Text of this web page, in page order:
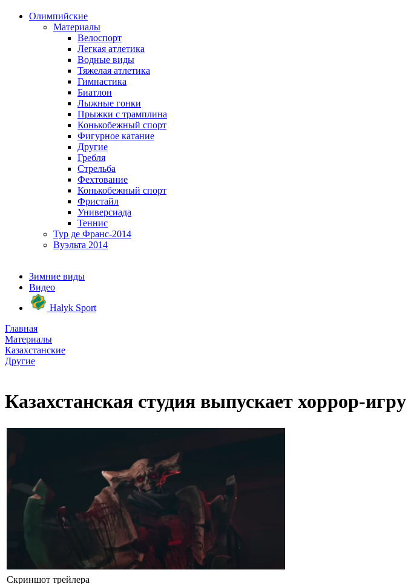
Олимпийские
Материалы
Велоспорт
Легкая атлетика
Водные виды
Тяжелая атлетика
Гимнастика
Биатлон
Лыжные гонки
Прыжки с трамплина
Конькобежный спорт
Фигурное катание
Другие
Гребля
Стрельба
Фехтование
Конькобежный спорт
Фристайл
Универсиада
Теннис
Тур де Франс-2014
Вуэльта 2014
Зимние виды
Видео
Halyk Sport
Главная
Материалы
Казахстанские
Другие
Казахстанская студия выпускает хоррор-игру
Скриншот трейлера